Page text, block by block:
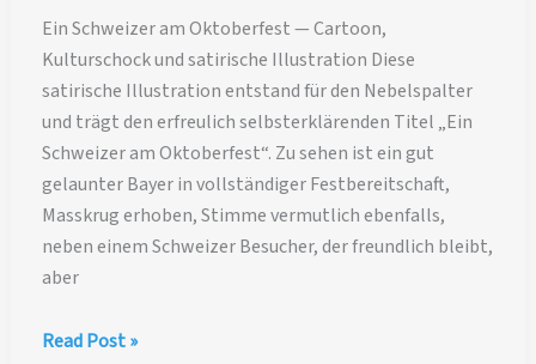
Ein Schweizer am Oktoberfest — Cartoon,
Kulturschock und satirische Illustration Diese
satirische Illustration entstand für den Nebelspalter
und trägt den erfreulich selbsterklärenden Titel „Ein
Schweizer am Oktoberfest“. Zu sehen ist ein gut
gelaunter Bayer in vollständiger Festbereitschaft,
Masskrug erhoben, Stimme vermutlich ebenfalls,
neben einem Schweizer Besucher, der freundlich bleibt,
aber
Ein
Read Post »